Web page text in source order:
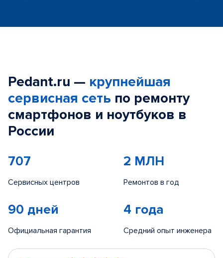
Pedant.ru — крупнейшая
сервисная сеть по ремонту
смартфонов и ноутбуков в
России
707
Сервисных центров
2 МЛН
Ремонтов в год
90 дней
Официальная гарантия
4 года
Средний опыт инженера